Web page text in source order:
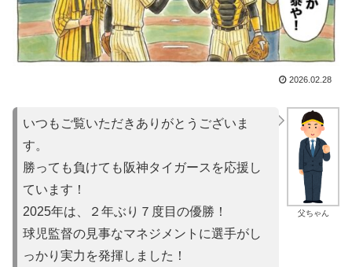
2026.02.28
父ちゃん
いつもご覧いただきありがとうございま
す。
勝っても負けても阪神タイガースを応援し
ています！
2025年は、２年ぶり７度目の優勝！
球児監督の見事なマネジメントに選手がし
っかり実力を発揮しました！